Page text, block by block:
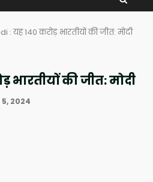
: यह 140 करोड़ भारतीयों की जीत: मोदी
भारतीयों की जीत: मोदी
2024